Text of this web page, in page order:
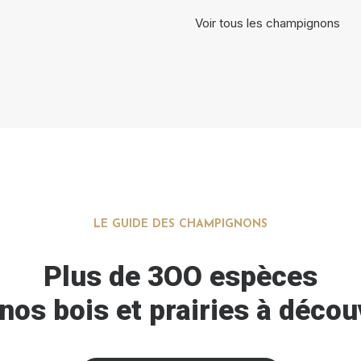
Voir tous les champignons
LE GUIDE DES CHAMPIGNONS
Plus de 3OO espèces
bois et prairies à